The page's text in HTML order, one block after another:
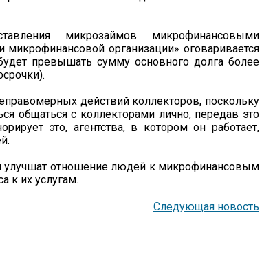
микрозаймов микрофинансовыми
микрофинансовой организации» оговаривается
превышать сумму основного долга более
действий коллекторов, поскольку
общаться с коллекторами лично, передав это
это, агентства, в котором он работает,
улучшат отношение людей к микрофинансовым
к их услугам.
Следующая новость